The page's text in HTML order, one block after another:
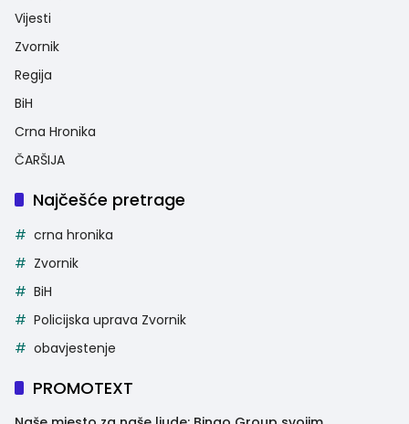
Vijesti
Zvornik
Regija
BiH
Crna Hronika
ČARŠIJA
Najčešće pretrage
crna hronika
Zvornik
BiH
Policijska uprava Zvornik
obavjestenje
PROMOTEXT